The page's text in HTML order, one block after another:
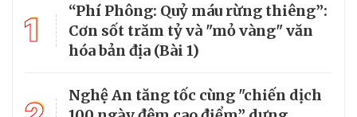
1
“Phí Phông: Quỷ máu rừng thiêng”:
Cơn sốt trăm tỷ và "mỏ vàng" văn
hóa bản địa (Bài 1)
Nghệ An tăng tốc cùng "chiến dịch